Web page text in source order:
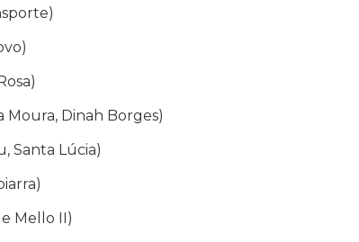
Moura, Dinah Borges)
Santa Lúcia)
Mello II)